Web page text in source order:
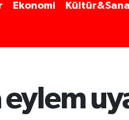
Ekonomi